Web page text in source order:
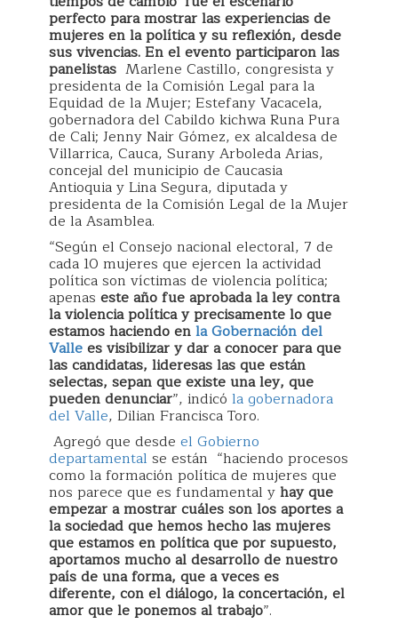
perfecto para mostrar las experiencias de
mujeres en la política y su reflexión, desde
sus vivencias. En el evento participaron las
panelistas Marlene Castillo, congresista y
presidenta de la Comisión Legal para la
Equidad de la Mujer; Estefany Vacacela,
gobernadora del Cabildo kichwa Runa Pura
de Cali; Jenny Nair Gómez, ex alcaldesa de
Villarrica, Cauca, Surany Arboleda Arias,
concejal del municipio de Caucasia
Antioquia y Lina Segura, diputada y
presidenta de la Comisión Legal de la Mujer
de la Asamblea.
“Según el Consejo nacional electoral, 7 de
cada 10 mujeres que ejercen la actividad
política son víctimas de violencia política;
apenas este año fue aprobada la ley contra
la violencia política y precisamente lo que
estamos haciendo enla Gobernación del
Vallees visibilizar y dar a conocer para que
las candidatas, lideresas las que están
selectas, sepan que existe una ley, que
pueden denunciar”, indicó la gobernadora
del Valle, Dilian Francisca Toro.
Agregó que desde el Gobierno
departamental se están “haciendo procesos
como la formación política de mujeres que
nos parece que es fundamental yhay que
empezar a mostrar cuáles son los aportes a
la sociedad que hemos hecho las mujeres
que estamos en política que por supuesto,
aportamos mucho al desarrollo de nuestro
país de una forma, que a veces es
diferente, con el diálogo, la concertación, el
amor que le ponemos al trabajo”.